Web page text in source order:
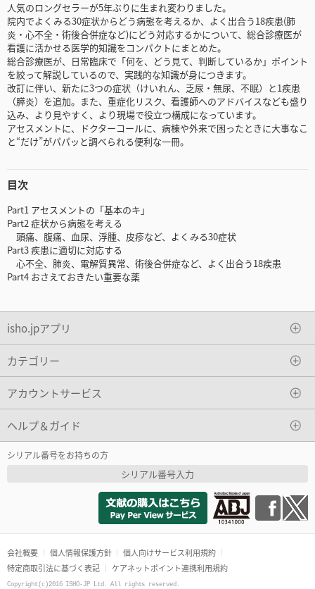
人気のロングセラーが5年ぶりに生まれ変わりました。
院内でよくみる30症状からどう病態を考えるか、よく出合う18疾患(肺
炎・心不全・術後合併症など)にどう対応するかについて、総合診療医が
看護に活かせる医学的知識をコンパクトにまとめた。
総合診療医が、日常臨床で「何を、どう見て、判断しているか」ポイント
を絞って解説しているので、実践的な知識が身につきます。
改訂に伴い、新たに3つの症状（けいれん、乏尿・無尿、不眠）と1疾患
（膵炎）を追加。また、重症化リスク、看護師へのアドバイスなども盛り
込み、より見やすく、より現場で役立つ構成になっています。
アセスメントに、ドクターコールに、病棟や外来で困ったときに大事なこ
と“だけ”がパパッと調べられる便利な一冊。
目次
Part1 アセスメントの「基本のキ」
Part2 症状から病態を考える
頭痛、腹痛、血尿、浮腫、皮疹など、よくみる30症状
Part3 疾患に適切に対応する
心不全、肺炎、電解質異常、術後合併症など、よく出合う18疾患
Part4 おさえておきたい重要な薬
isho.jpアプリ
カテゴリー
アカウントサービス
ヘルプ＆ガイド
シリアル番号をお持ちの方
シリアル番号入力
会社概要 個人情報保護方針
個人向けサービス利用規約
特定商取引法に基づく表記
ケアネットポイント連携利用規約
Copyright(c)2016 ISHO-JP Ltd. All rights reserved.